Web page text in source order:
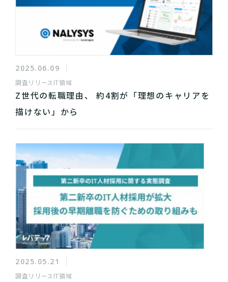
2025.06.09
調査リリース IT領域
Z世代の転職理由、 約4割が「理想のキャリアを
描けない」から
2025.05.21
調査リリース IT領域